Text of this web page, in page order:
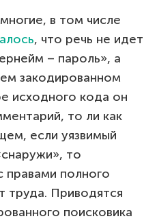
в том числе
, что речь не идет
– пароль», а
закодированном
исходного кода он
то ли как
если уязвимый
то
правами полного
труда. Приводятся
поисковика